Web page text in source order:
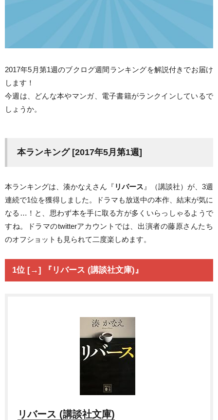
2017年5月第1週のブクログ週間ランキングを解説付きでお届け
します！
今週は、どんな本やマンガ、電子書籍がランクインしているで
しょうか。
本ランキング [2017年5月第1週]
本ランキングは、湊かなえさん『 リバース 』（講談社）が、3週
連続で1位を獲得しました。ドラマも放送中の本作、結末が気に
なる…！と、思わず本を手に取る方が多くいらっしゃるようで
すね。ドラマのtwitterアカウントでは、出演者の藤原さんたち
のオフショットも見られて二度楽しめます。
1位 [→] 『リバース (講談社文庫)』
リバース (講談社文庫)